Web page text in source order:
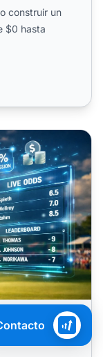
construir un
$0 hasta
Grandes
en